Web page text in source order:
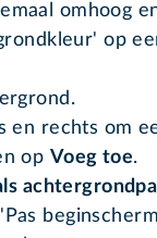
omhoog
op
en rechts om
op Voeg toe.